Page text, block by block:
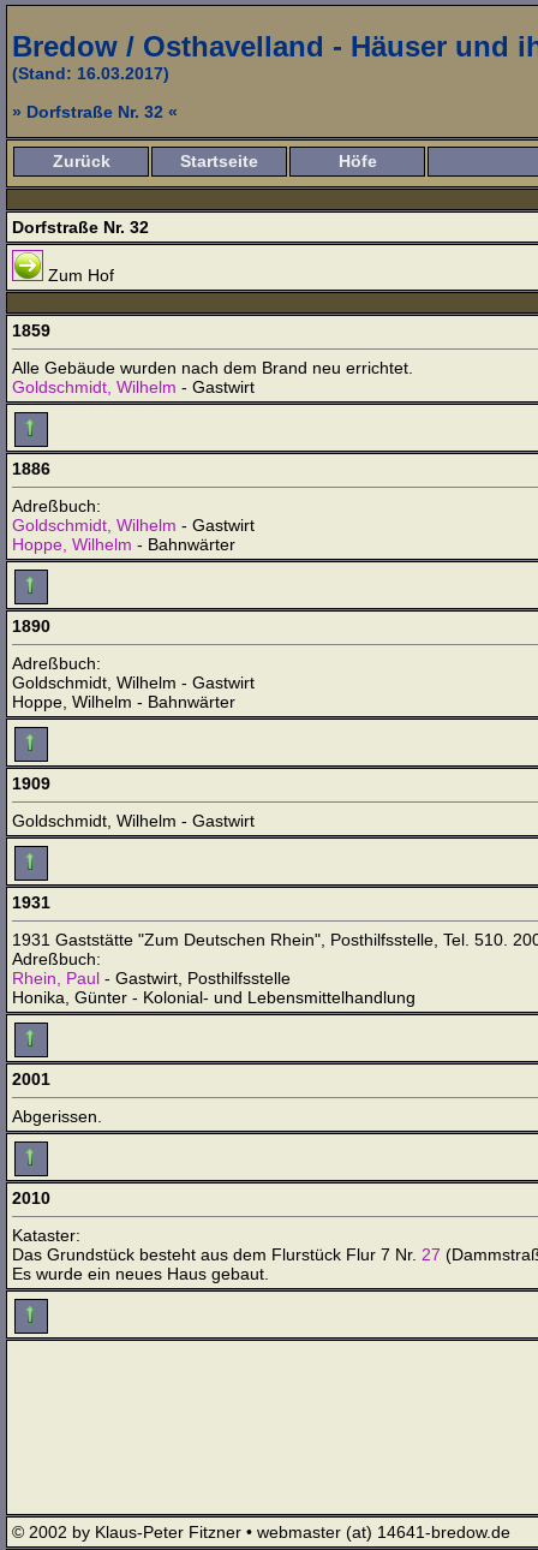
Bredow / Osthavelland - Häuser und
(Stand: 16.03.2017)
» Dorfstraße Nr. 32 «
Zurück Startseite Höfe
Dorfstraße Nr. 32
Zum Hof
1859
Alle Gebäude wurden nach dem Brand neu errichtet.
Goldschmidt, Wilhelm - Gastwirt
1886
Adreßbuch:
Goldschmidt, Wilhelm - Gastwirt
Hoppe, Wilhelm - Bahnwärter
1890
Adreßbuch:
Goldschmidt, Wilhelm - Gastwirt
Hoppe, Wilhelm - Bahnwärter
1909
Goldschmidt, Wilhelm - Gastwirt
1931
1931 Gaststätte "Zum Deutschen Rhein", Posthilfsstelle, Tel. 510.
Adreßbuch:
Rhein, Paul - Gastwirt, Posthilfsstelle
Honika, Günter - Kolonial- und Lebensmittelhandlung
2001
Abgerissen.
2010
Kataster:
Das Grundstück besteht aus dem Flurstück Flur 7 Nr. 27
Es wurde ein neues Haus gebaut.
© 2002 by Klaus-Peter Fitzner • webmaster (at) 14641-bredow.de